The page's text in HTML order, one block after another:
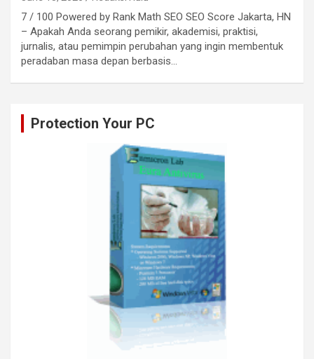
7 / 100 Powered by Rank Math SEO SEO Score Jakarta, HN
– Apakah Anda seorang pemikir, akademisi, praktisi,
jurnalis, atau pemimpin perubahan yang ingin membentuk
peradaban masa depan berbasis…
Protection Your PC